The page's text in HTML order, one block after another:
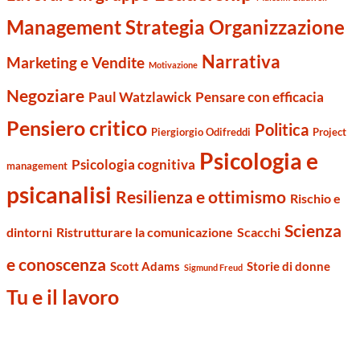
Management Strategia Organizzazione
Marketing e Vendite Motivazione Narrativa
Negoziare Paul Watzlawick Pensare con efficacia
Pensiero critico Piergiorgio Odifreddi Politica Project
management Psicologia cognitiva Psicologia e
psicanalisi Resilienza e ottimismo Rischio e
dintorni Ristrutturare la comunicazione Scacchi Scienza
e conoscenza Scott Adams Sigmund Freud Storie di donne
Tu e il lavoro